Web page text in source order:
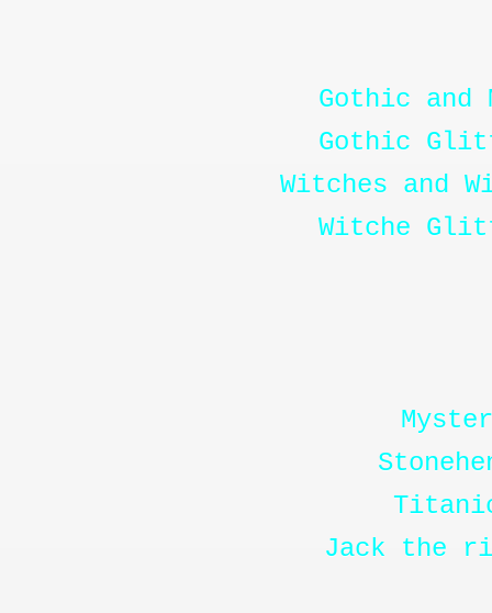
Gothic and
Gothic
Witches and
Witche
Jack the